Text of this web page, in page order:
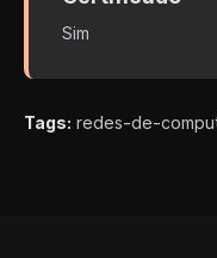
Sim
Tags: redes-de-